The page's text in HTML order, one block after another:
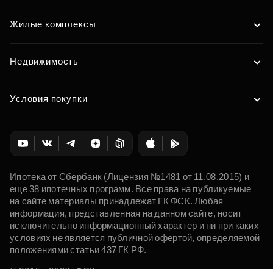
Жилые комплексы
Недвижимость
Условия покупки
Ипотека от Сбербанк (Лицензия №1481 от 11.08.2015) и
еще 38 ипотечных программ. Все права на публикуемые
на сайте материалы принадлежат ГК ФСК. Любая
информация, представленная на данном сайте, носит
исключительно информационный характер и ни при каких
условиях не является публичной офертой, определяемой
положениями статьи 437 ГК РФ.